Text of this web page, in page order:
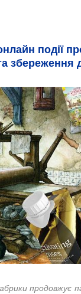
події
збереження
продовжує